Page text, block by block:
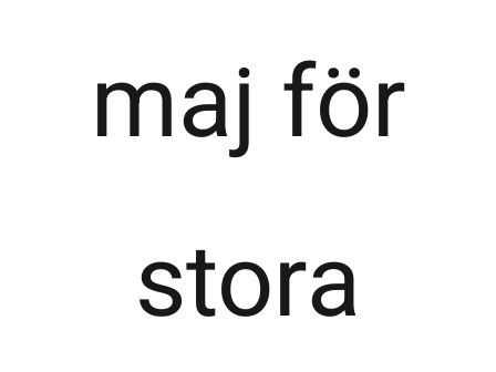
maj för
stora